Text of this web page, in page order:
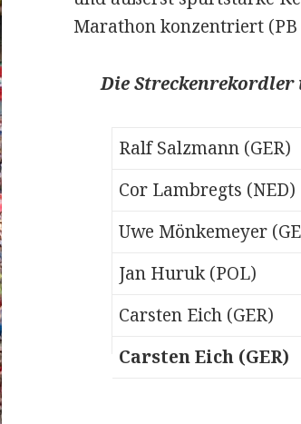
Marathon konzentriert
Die Streckenrekordler
Ralf Salzmann (GER)
Cor Lambregts (NED)
Uwe Mönkemeyer
Jan Huruk (POL)
Carsten Eich (GER)
Carsten Eich (GER)